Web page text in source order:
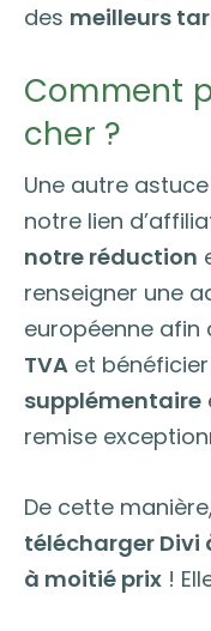
des meilleurs
Comment
cher ?
Une autre
notre lien
notre réduction
renseigner une
européenne afin
TVA et
supplémentaire
remise
De cette
télécharger Divi
à moitié prix !